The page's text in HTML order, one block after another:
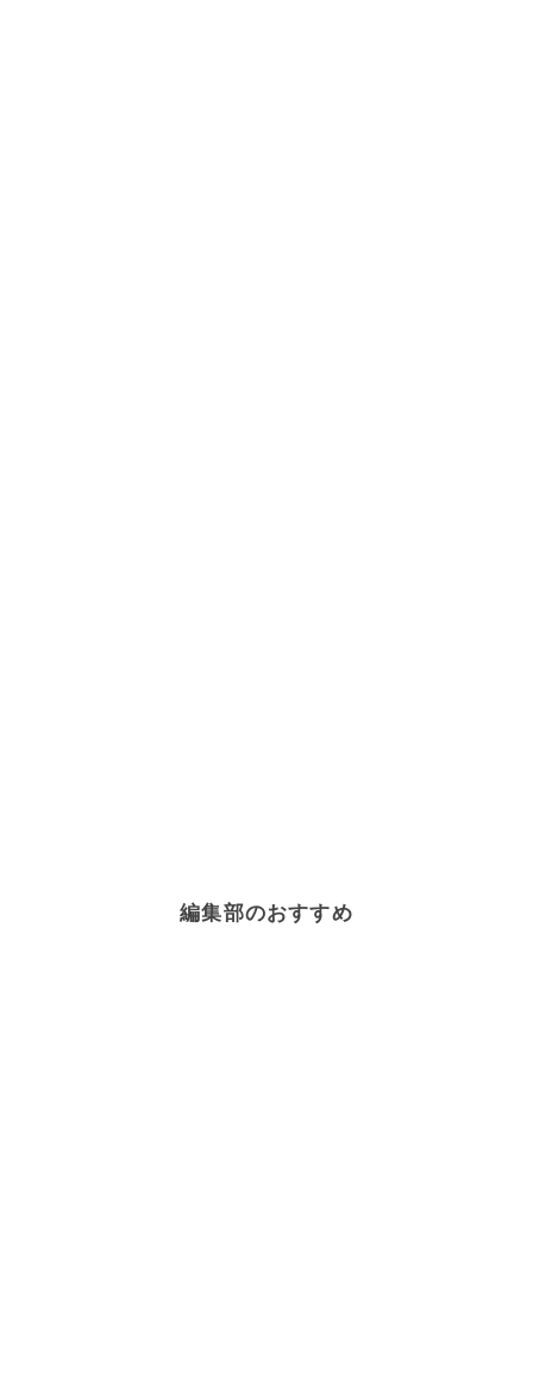
編集部のおすすめ